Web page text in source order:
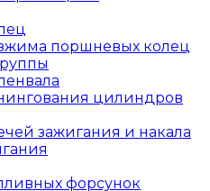
поршневых колец
цилиндров
зажигания и накала
форсунок